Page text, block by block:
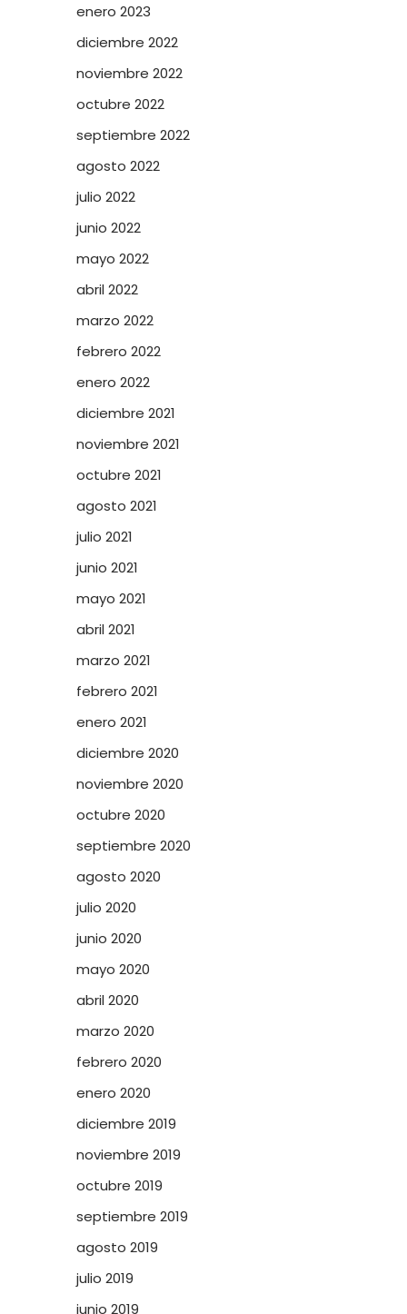
enero 2023
diciembre 2022
noviembre 2022
octubre 2022
septiembre 2022
agosto 2022
julio 2022
junio 2022
mayo 2022
abril 2022
marzo 2022
febrero 2022
enero 2022
diciembre 2021
noviembre 2021
octubre 2021
agosto 2021
julio 2021
junio 2021
mayo 2021
abril 2021
marzo 2021
febrero 2021
enero 2021
diciembre 2020
noviembre 2020
octubre 2020
septiembre 2020
agosto 2020
julio 2020
junio 2020
mayo 2020
abril 2020
marzo 2020
febrero 2020
enero 2020
diciembre 2019
noviembre 2019
octubre 2019
septiembre 2019
agosto 2019
julio 2019
junio 2019